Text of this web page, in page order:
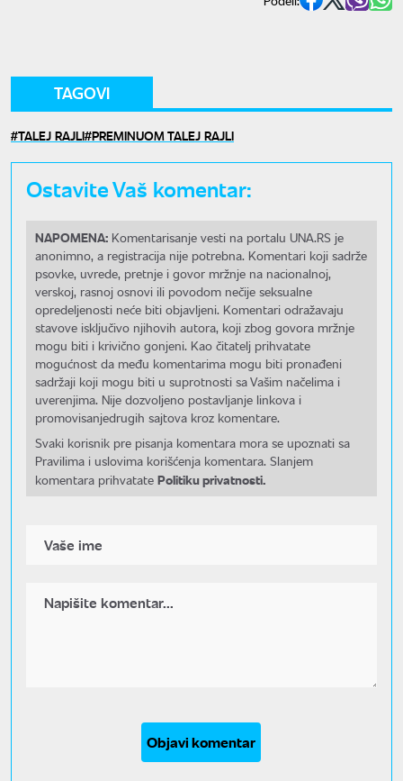
TAGOVI
TALEJ RAJLI PREMINUOM TALEJ RAJLI
Ostavite Vaš komentar:
NAPOMENA: Komentarisanje vesti na portalu UNA.RS je
anonimno, a registracija nije potrebna. Komentari koji sadrže
psovke, uvrede, pretnje i govor mržnje na nacionalnoj,
verskoj, rasnoj osnovi ili povodom nečije seksualne
opredeljenosti neće biti objavljeni. Komentari odražavaju
stavove isključivo njihovih autora, koji zbog govora mržnje
mogu biti i krivično gonjeni. Kao čitatelj prihvatate
mogućnost da među komentarima mogu biti pronađeni
sadržaji koji mogu biti u suprotnosti sa Vašim načelima i
uverenjima. Nije dozvoljeno postavljanje linkova i
promovisanjedrugih sajtova kroz komentare.
Svaki korisnik pre pisanja komentara mora se upoznati sa
Pravilima i uslovima korišćenja komentara. Slanjem
komentara prihvatate Politiku privatnosti.
Objavi komentar